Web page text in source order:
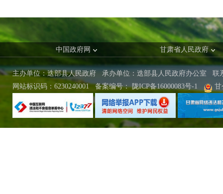
中国政府网 甘肃省人民政府
主办单位：迭部县人民政府 承办单位：迭部县人民政府办公室 联
网站标识码：6230240001
备案编号： 陇ICP备16000083号-1 甘